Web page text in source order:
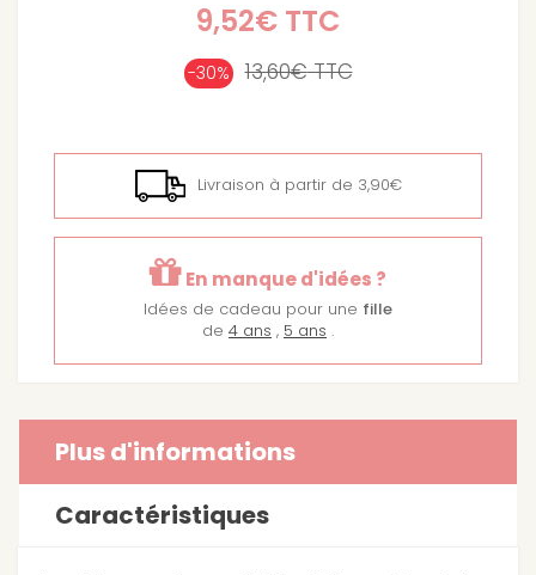
9,52€ TTC
-30% 13,60€TTC
Livraison à partir de 3,90€
En manque d'idées ?
Idées de cadeau pour une fille
de 4 ans , 5 ans .
Plus d'informations
Caractéristiques